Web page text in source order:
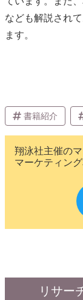
なども解説され
ます。
書籍紹介
翔泳社主催の
マーケティン
リサー